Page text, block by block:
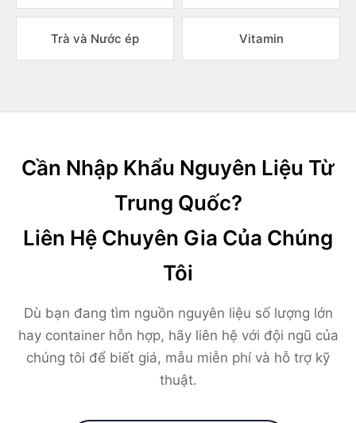
Trà và Nước ép Vitamin
Cần Nhập Khẩu Nguyên Liệu Từ
Trung Quốc?
Liên Hệ Chuyên Gia Của Chúng
Tôi
Dù bạn đang tìm nguồn nguyên liệu số lượng lớn
hay container hỗn hợp, hãy liên hệ với đội ngũ của
chúng tôi để biết giá, mẫu miễn phí và hỗ trợ kỹ
thuật.